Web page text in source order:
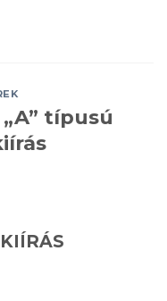
típusú